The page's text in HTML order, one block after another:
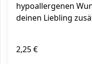
hypoallergenen
deinen Liebling
2,25 €